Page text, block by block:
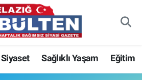
Siyaset Sağlıklı Yaşam Eğitim